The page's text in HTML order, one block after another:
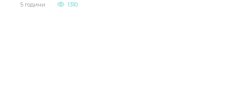
5 години 1310